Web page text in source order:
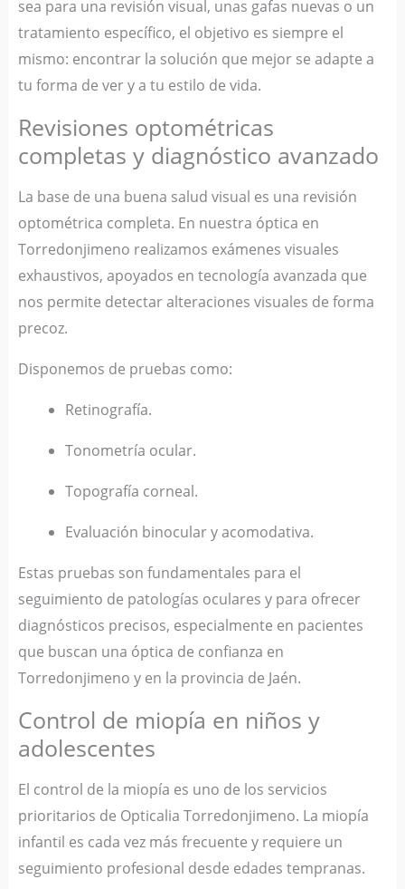
sea para una revisión visual, unas gafas nuevas o un
tratamiento específico, el objetivo es siempre el
mismo: encontrar la solución que mejor se adapte a
tu forma de ver y a tu estilo de vida.
Revisiones optométricas
completas y diagnóstico avanzado
La base de una buena salud visual es una revisión
optométrica completa. En nuestra óptica en
Torredonjimeno realizamos exámenes visuales
exhaustivos, apoyados en tecnología avanzada que
nos permite detectar alteraciones visuales de forma
precoz.
Disponemos de pruebas como:
Retinografía.
Tonometría ocular.
Topografía corneal.
Evaluación binocular y acomodativa.
Estas pruebas son fundamentales para el
seguimiento de patologías oculares y para ofrecer
diagnósticos precisos, especialmente en pacientes
que buscan una óptica de confianza en
Torredonjimeno y en la provincia de Jaén.
Control de miopía en niños y
adolescentes
El control de la miopía es uno de los servicios
prioritarios de Opticalia Torredonjimeno. La miopía
infantil es cada vez más frecuente y requiere un
seguimiento profesional desde edades tempranas.